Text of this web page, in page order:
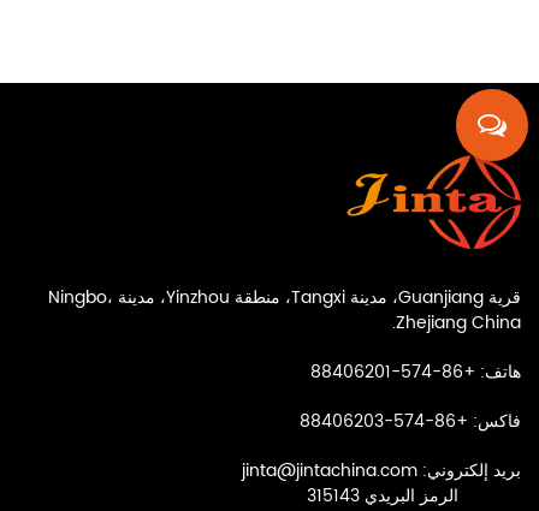
قرية Guanjiang، مدينة Tangxi، منطقة Yinzhou، مدينة Ningbo،
Zhejiang China.
هاتف: +86-574-88406201
فاكس: +86-574-88406203
بريد إلكتروني: jinta@jintachina.com
الرمز البريدي 315143